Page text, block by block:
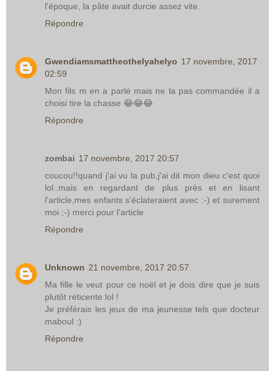
l'époque, la pâte avait durcie assez vite.
Répondre
Gwendiamsmattheothelyahelyo 17 novembre, 2017
02:59
Mon fils m en a parlé mais ne la pas commandée il a
choisi tire la chasse 😂😂😂
Répondre
zombai 17 novembre, 2017 20:57
coucou!!quand j'ai vu la pub,j'ai dit mon dieu c'est quoi
lol..mais en regardant de plus près et en lisant
l'article,mes enfants s'éclateraient avec :-) et surement
moi ;-) merci pour l'article
Répondre
Unknown 21 novembre, 2017 20:57
Ma fille le veut pour ce noël et je dois dire que je suis
plutôt réticente lol !
Je préférais les jeux de ma jeunesse tels que docteur
maboul :)
Répondre